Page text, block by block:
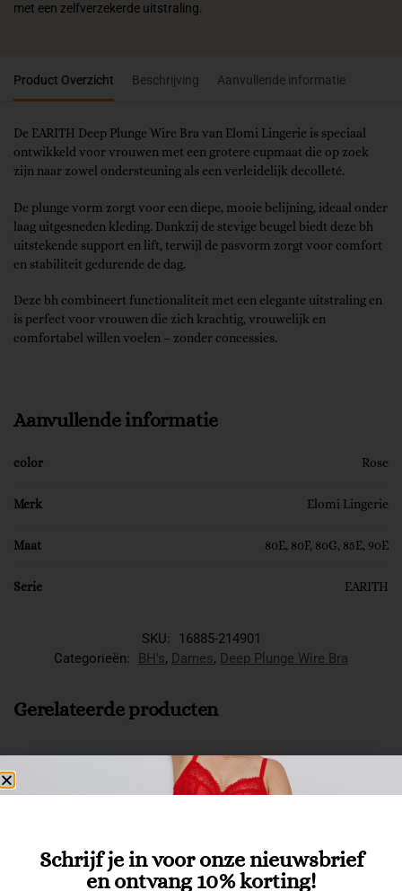
met een zelfverzekerde uitstraling.
Product Overzicht Beschrijving Aanvullende informatie
De EARITH Deep Plunge Wire Bra van Elomi Lingerie is speciaal
ontwikkeld voor vrouwen met een grotere cupmaat die op zoek
zijn naar zowel ondersteuning als een verleidelijk decolleté.
De plunge vorm zorgt voor een diepe, mooie belijning, ideaal onder
laag uitgesneden kleding. Dankzij de stevige beugel biedt deze bh
uitstekende support en lift, terwijl de pasvorm zorgt voor comfort
en stabiliteit gedurende de dag.
Deze bh combineert functionaliteit met een elegante uitstraling en
is perfect voor vrouwen die zich krachtig, vrouwelijk en
comfortabel willen voelen – zonder concessies.
Aanvullende informatie
color Rose
Merk Elomi Lingerie
Maat 80E, 80F, 80G, 85E, 90E
Serie EARITH
SKU:
16885-214901
Categorieën:
BH's, Dames, Deep Plunge Wire Bra
Gerelateerde producten
Schrijf je in voor onze nieuwsbrief
en ontvang 10% korting!